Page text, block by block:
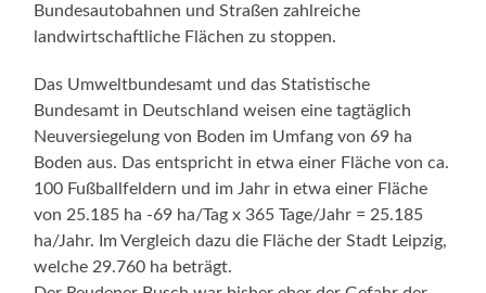
Bundesautobahnen und Straßen zahlreiche
landwirtschaftliche Flächen zu stoppen.
Das Umweltbundesamt und das Statistische
Bundesamt in Deutschland weisen eine tagtäglich
Neuversiegelung von Boden im Umfang von 69 ha
Boden aus. Das entspricht in etwa einer Fläche von ca.
100 Fußballfeldern und im Jahr in etwa einer Fläche
von 25.185 ha -69 ha/Tag x 365 Tage/Jahr = 25.185
ha/Jahr. Im Vergleich dazu die Fläche der Stadt Leipzig,
welche 29.760 ha beträgt.